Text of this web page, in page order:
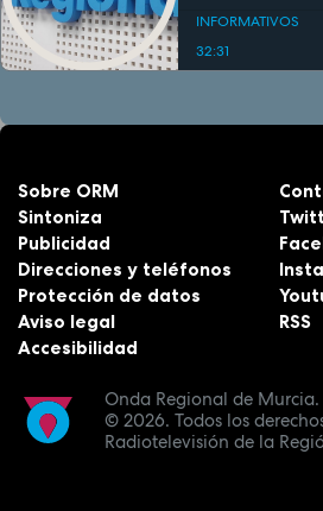
INFORMATIVOS
32:31
Onda Regional de Murcia.
© 2026. Todos los
Radiotelevisión de la
Sobre ORM
Sintoniza
Publicidad
Direcciones y teléfonos
Protección de datos
Aviso legal
Accesibilidad
RSS